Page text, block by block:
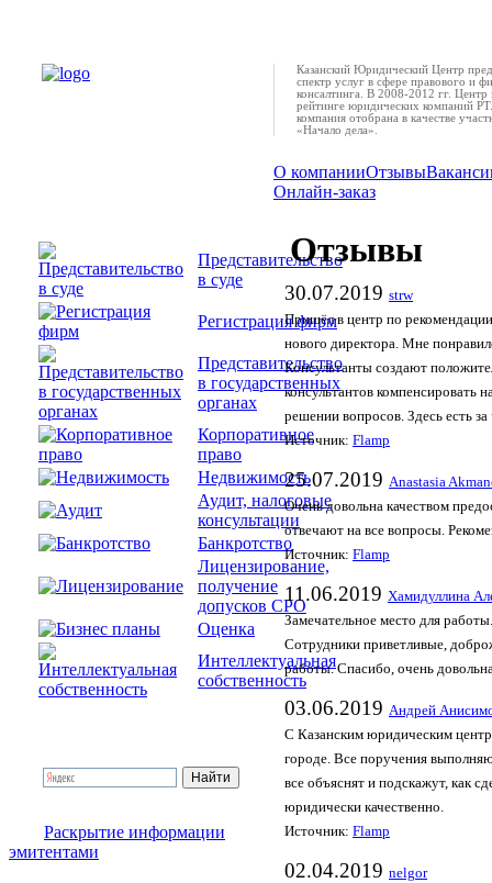
Представительство
в суде
Регистрация фирм
Представительство
в государственных
органах
Корпоративное
право
Недвижимость
Аудит, налоговые
консультации
Банкротство
Лицензирование,
получение
допусков СРО
Оценка
Интеллектуальная
собственность
Раскрытие информации
эмитентами
Казанский Юридический Центр
спектр услуг в сфере правового и
консалтинга. В 2008-2012 гг. Центр
рейтинге юридических компаний
компания отобрана в качестве
«Начало дела».
О компанииОтзывы
Онлайн-заказ
Отзывы
30.07.2019 strw
Пришёл в центр по
нового директора. Мне
Консультанты создают
консультантов компенсировать
решении вопросов. Здесь есть за
Источник: Flamp
25.07.2019 Anastasia
Очень довольна качеством
отвечают на все вопросы.
Источник: Flamp
11.06.2019 Хамидуллина
Замечательное место для
Сотрудники приветливые,
работы. Спасибо, очень
03.06.2019 Андрей
С Казанским юридическим
городе. Все поручения
все объяснят и подскажут, как
юридически качественно.
Источник: Flamp
02.04.2019 nelgor